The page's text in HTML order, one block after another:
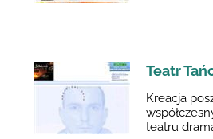
Teatr
Kreacja
teatru